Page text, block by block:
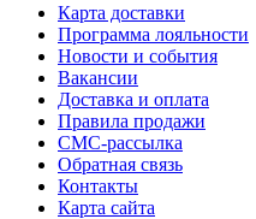
Карта доставки
Программа лояльности
Новости и события
Вакансии
Доставка и оплата
Правила продажи
СМС-рассылка
Обратная связь
Контакты
Карта сайта